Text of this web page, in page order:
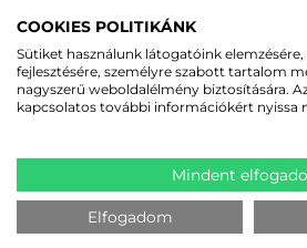
kártyákat a csalás és hamisítás ellen is.
PLASZTIKKÁRTYA
NYOMTATÁSIG
applikáció alkalmassá válik nyomtatott
Olyan közkedvelt alkalmazásokból is
mint az Adobe Photoshop vagy a
A PVC kártyák szakszerű elkészítését és
külön megvásárolható Zebra
COOKIES POLITIKÁNK
Sütiket használunk látogatóink
fejlesztésére, személyre szabott tartalom
nagyszerű weboldalélmény biztosítására.
kapcsolatos további információkért nyissa
Mindent
Elfogadom